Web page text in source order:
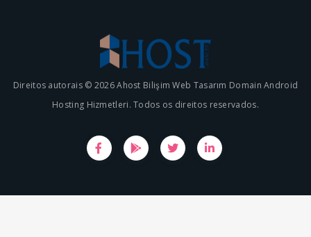
Direitos autorais © 2026 Ahost Bilişim Web Tasarım Domain Android
Hosting Hizmetleri. Todos os direitos reservados.